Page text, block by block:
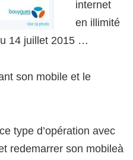
internet
en illimité
14 juillet 2015 …
son mobile et le
type d’opération avec
redemarrer son mobileà